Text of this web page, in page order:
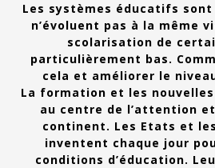
How Technology Has
Les systèmes éducatifs
n’évoluent pas à la même
scolarisation de
particulièrement bas.
cela et améliorer le
La formation et les
au centre de l’attention
continent. Les Etats et
inventent chaque jour
conditions d’éducation.